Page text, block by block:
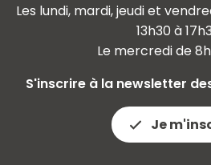
Les lundi, mardi, jeudi et
13h30 à
Le mercredi de
S'inscrire à la newsletter
Je